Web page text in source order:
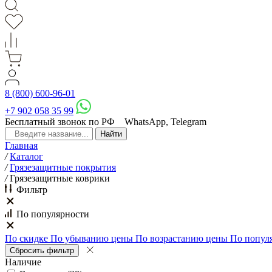
8 (800) 600-96-01
+7 902 058 35 99
Бесплатный звонок по РФ
WhatsApp, Telegram
Главная
/ Каталог
/ Грязезащитные покрытия
/ Грязезащитные коврики
Фильтр
По популярности
По скидке По убыванию цены По возрастанию цены По
Наличие